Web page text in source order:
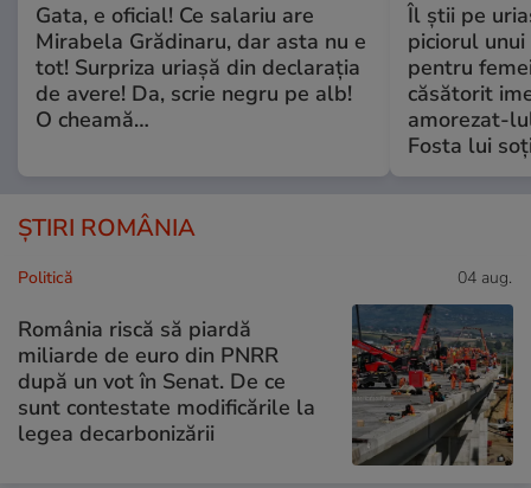
Gata, e oficial! Ce salariu are
Mirabela Grădinaru, dar asta nu e
tot! Surpriza uriașă din declarația
de avere! Da, scrie negru pe alb!
O cheamă…
Îl știi pe
piciorul
pentru
căsătorit
amorezat-
Fosta lui
ȘTIRI ROMÂNIA
Politică 04 aug.
România riscă să piardă
miliarde de euro din PNRR
după un vot în Senat. De ce
sunt contestate modificările la
legea decarbonizării